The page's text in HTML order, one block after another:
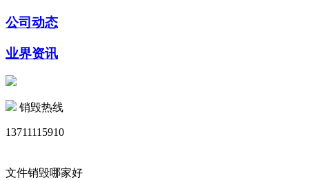
公司动态
业界资讯
销毁热线
13711115910
文件销毁哪家好